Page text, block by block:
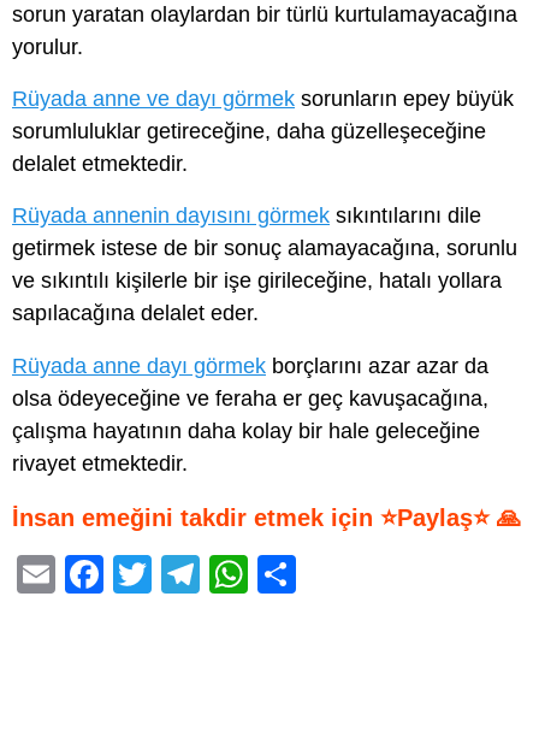
sorun yaratan olaylardan bir türlü kurtulamayacağına
yorulur.
Rüyada anne ve dayı görmek sorunların epey büyük
sorumluluklar getireceğine, daha güzelleşeceğine
delalet etmektedir.
Rüyada annenin dayısını görmek sıkıntılarını dile
getirmek istese de bir sonuç alamayacağına, sorunlu
ve sıkıntılı kişilerle bir işe girileceğine, hatalı yollara
sapılacağına delalet eder.
Rüyada anne dayı görmek borçlarını azar azar da
olsa ödeyeceğine ve feraha er geç kavuşacağına,
çalışma hayatının daha kolay bir hale geleceğine
rivayet etmektedir.
İnsan emeğini takdir etmek için ⭐Paylaş⭐ 🙏
E
F
T
T
W